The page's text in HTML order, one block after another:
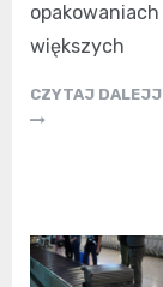
opakowaniach
większych
CZYTAJ DALEJJ